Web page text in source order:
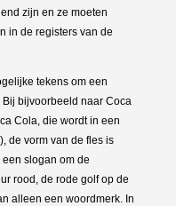
zijn en ze moeten
in de registers van de
tekens om een
bijvoorbeeld naar Coca
Cola, die wordt in een
de vorm van de fles is
slogan om de
rood, de rode golf op de
alleen een woordmerk. In